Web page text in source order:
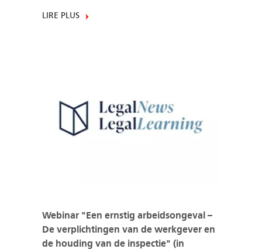
LIRE PLUS
Webinar "Een ernstig arbeidsongeval –
De verplichtingen van de werkgever en
de houding van de inspectie" (in